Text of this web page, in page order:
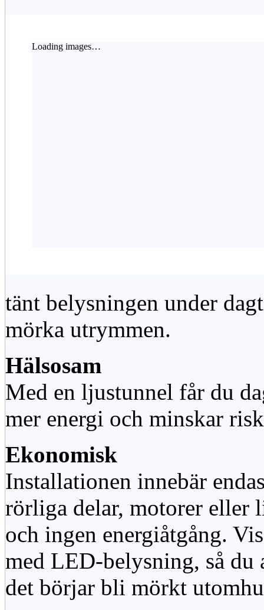
Loading images…
tänt belysningen under
mörka utrymmen.
Hälsosam
Med en ljustunnel får du
mer energi och minskar
Ekonomisk
Installationen innebär
rörliga delar, motorer eller
och ingen energiåtgång.
med LED-belysning, så
det börjar bli mörkt